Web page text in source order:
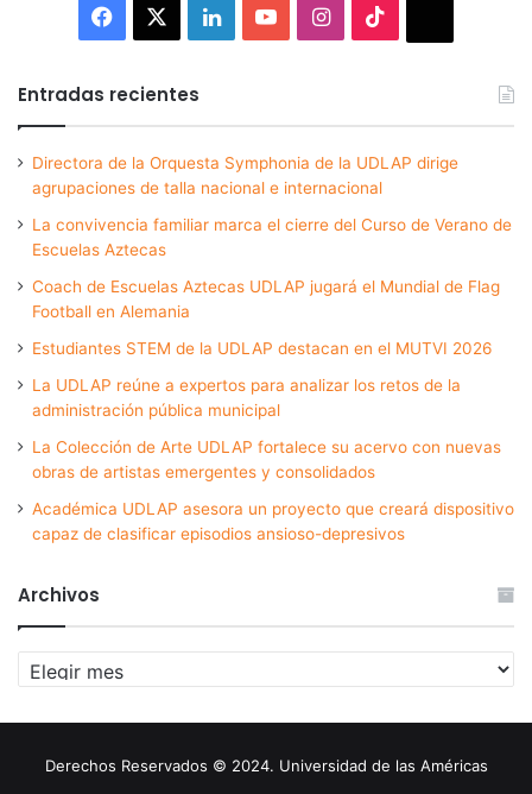
Facebook LinkedInYouTubeInstagram
Entradas recientes
Directora de la Orquesta Symphonia de la UDLAP dirige
agrupaciones de talla nacional e internacional
La convivencia familiar marca el cierre del Curso de Verano de
Escuelas Aztecas
Coach de Escuelas Aztecas UDLAP jugará el Mundial de Flag
Football en Alemania
Estudiantes STEM de la UDLAP destacan en el MUTVI 2026
La UDLAP reúne a expertos para analizar los retos de la
administración pública municipal
La Colección de Arte UDLAP fortalece su acervo con nuevas
obras de artistas emergentes y consolidados
Académica UDLAP asesora un proyecto que creará dispositivo
capaz de clasificar episodios ansioso-depresivos
Archivos
Archivos
Derechos Reservados © 2024. Universidad de las Américas